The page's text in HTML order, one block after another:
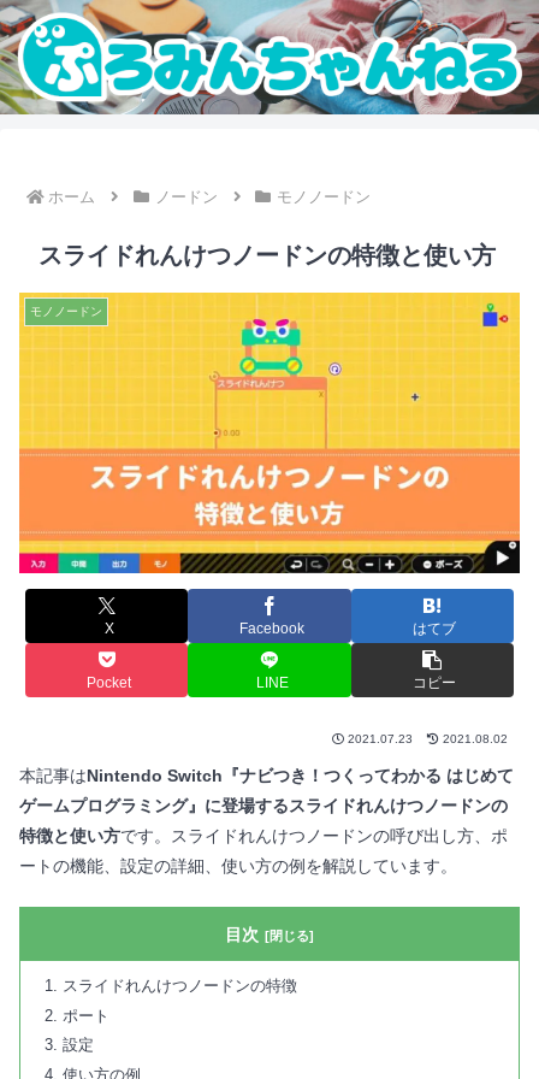
ホーム ノードン モノノードン
スライドれんけつノードンの特徴と使い方
モノノードン
X Facebook はてブ
Pocket LINE コピー
2021.07.23 2021.08.02
本記事はNintendo Switch『ナビつき！つくってわかる はじめて
ゲームプログラミング』に登場するスライドれんけつノードンの
特徴と使い方です。スライドれんけつノードンの呼び出し方、ポ
ートの機能、設定の詳細、使い方の例を解説しています。
目次
スライドれんけつノードンの特徴
ポート
設定
使い方の例